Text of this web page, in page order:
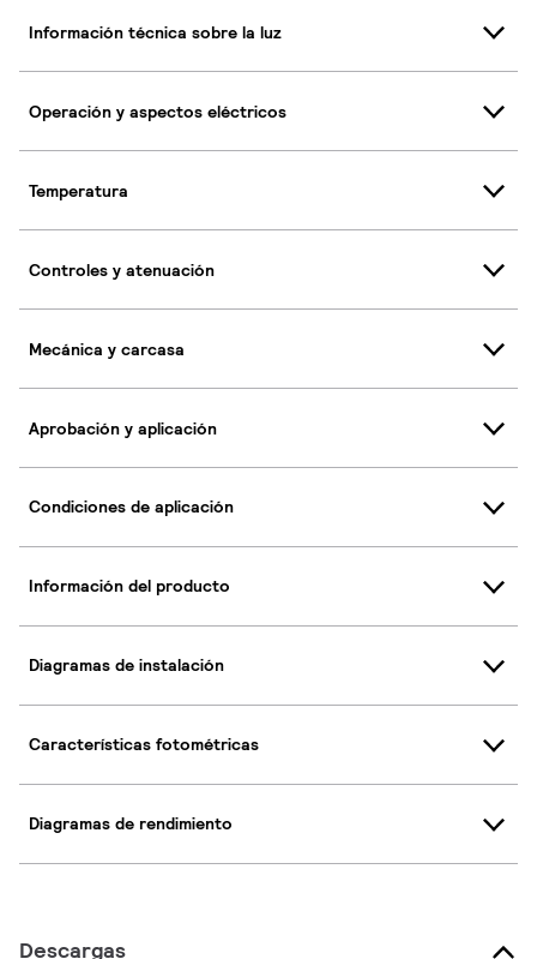
Información técnica sobre la luz
Operación y aspectos eléctricos
Temperatura
Controles y atenuación
Mecánica y carcasa
Aprobación y aplicación
Condiciones de aplicación
Información del producto
Diagramas de instalación
Características fotométricas
Diagramas de rendimiento
Descargas